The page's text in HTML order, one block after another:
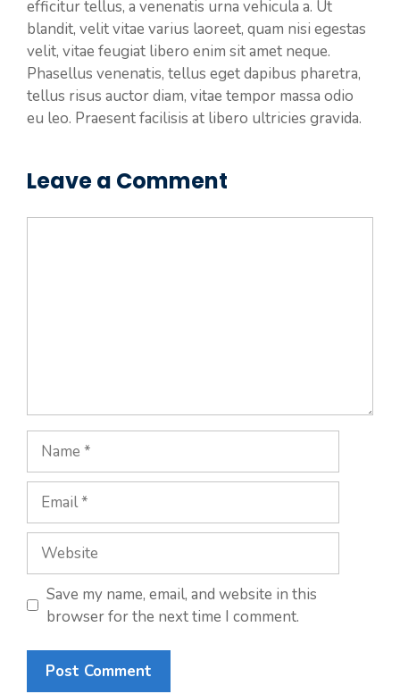
efficitur tellus, a venenatis urna vehicula a. Ut
blandit, velit vitae varius laoreet, quam nisi egestas
velit, vitae feugiat libero enim sit amet neque.
Phasellus venenatis, tellus eget dapibus pharetra,
tellus risus auctor diam, vitae tempor massa odio
eu leo. Praesent facilisis at libero ultricies gravida.
Leave a Comment
Name
Email
Website
Save my name, email, and website in this
browser for the next time I comment.